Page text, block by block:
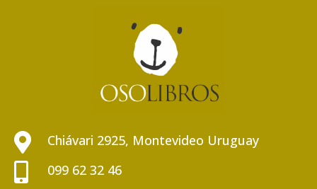
 Chiávari 2925, Montevideo Uruguay
 099 62 32 46